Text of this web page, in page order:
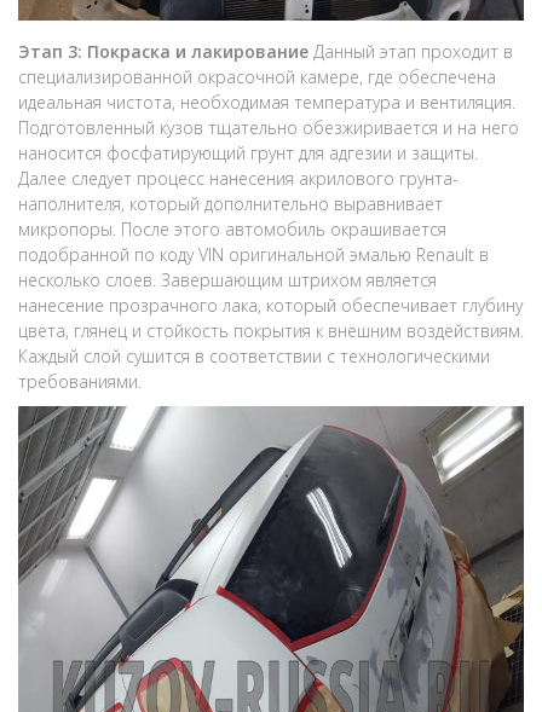
Этап 3: Покраска и лакирование Данный этап проходит в
специализированной окрасочной камере, где обеспечена
идеальная чистота, необходимая температура и вентиляция.
Подготовленный кузов тщательно обезжиривается и на него
наносится фосфатирующий грунт для адгезии и защиты.
Далее следует процесс нанесения акрилового грунта-
наполнителя, который дополнительно выравнивает
микропоры. После этого автомобиль окрашивается
подобранной по коду VIN оригинальной эмалью Renault в
несколько слоев. Завершающим штрихом является
нанесение прозрачного лака, который обеспечивает глубину
цвета, глянец и стойкость покрытия к внешним воздействиям.
Каждый слой сушится в соответствии с технологическими
требованиями.